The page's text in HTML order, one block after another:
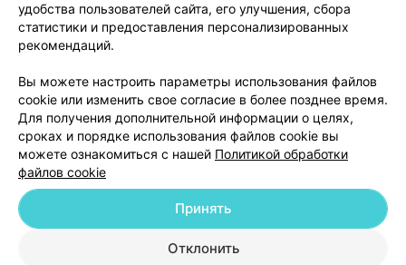
Написать руководителю 103.by
Обработка персональных данных
© 2026 ООО «Артокс Лаб», УНП 191700409
| 220012, Республика Беларусь,
удобства пользователей сайта, его улучшения, сбора
статистики и предоставления персонализированных
рекомендаций.
Вы можете настроить параметры использования файлов
cookie или изменить свое согласие в более позднее время.
Для получения дополнительной информации о целях,
сроках и порядке использования файлов cookie вы
можете ознакомиться с нашей Политикой обработки
файлов cookie
Отклонить
Принять